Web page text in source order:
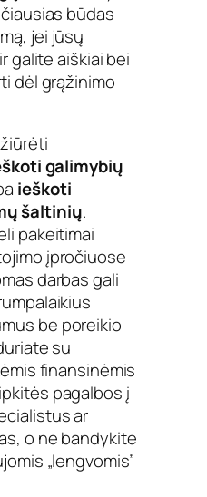
būdas
jei jūsų
galite aiškiai bei
dėl grąžinimo
galimybių
ieškoti
šaltinių.
pakeitimai
įpročiuose
darbas gali
be poreikio
su
finansinėmis
pagalbos į
ar
o ne bandykite
„lengvomis”